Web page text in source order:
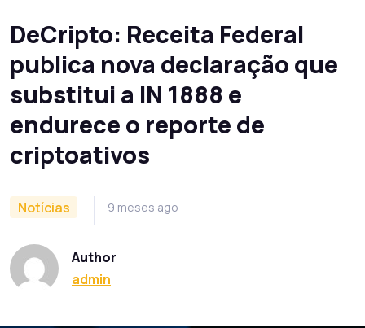
DeCripto: Receita Federal
publica nova declaração que
substitui a IN 1888 e
endurece o reporte de
criptoativos
Notícias 9 meses ago
Author
admin